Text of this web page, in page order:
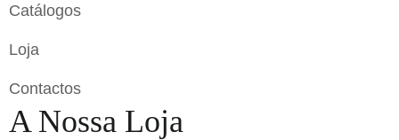
Catálogos
Loja
Contactos
A Nossa Loja